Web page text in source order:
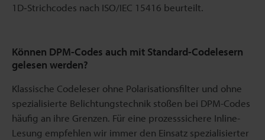
1D‑Strichcodes nach ISO/IEC 15416 beurteilt.
Können DPM-Codes auch mit Standard-Codelesern
gelesen werden?
Klassische Codeleser ohne Polarisationsfilter und ohne
spezialisierte Belichtungstechnik stoßen bei DPM-Codes
häufig an ihre Grenzen. Für eine prozesssichere Inline-
Lesung empfehlen wir immer den Einsatz spezialisierter